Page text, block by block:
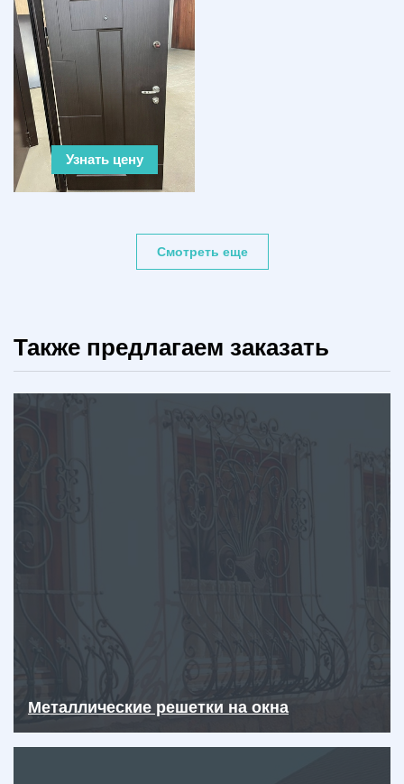
Узнать цену
Смотреть еще
Также предлагаем заказать
Металлические решетки на окна